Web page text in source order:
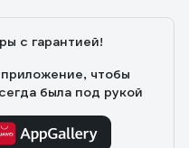
с гарантией!
чтобы
была под рукой